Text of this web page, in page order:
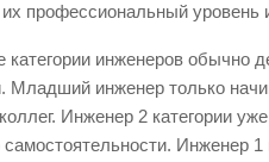
профессиональный уровень
инженеров обычно
Младший инженер только
Инженер 2 категории
Инженер